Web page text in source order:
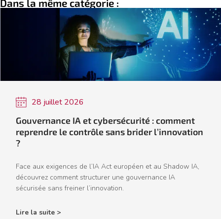
Dans la même catégorie :
28 juillet 2026
Gouvernance IA et cybersécurité : comment
reprendre le contrôle sans brider l’innovation
?
Face aux exigences de l’IA Act européen et au Shadow IA,
découvrez comment structurer une gouvernance IA
sécurisée sans freiner l’innovation.
Lire la suite >